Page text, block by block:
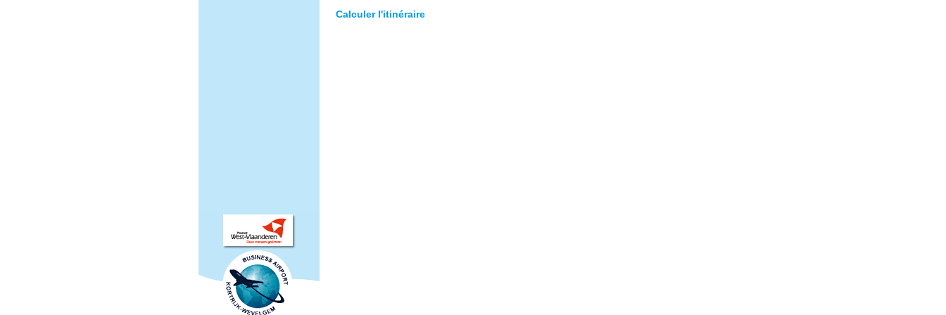
Calculer l'itinéraire